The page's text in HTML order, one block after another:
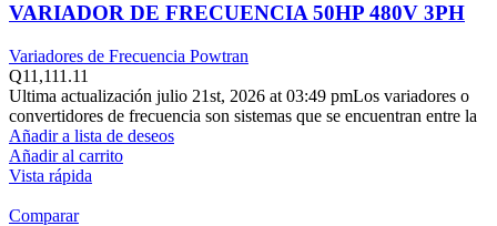
VARIADOR DE FRECUENCIA 50HP 480V 3PH
Variadores de Frecuencia Powtran
Q11,111.11
Ultima actualización julio 21st, 2026 at 03:49 pmLos variadores o
convertidores de frecuencia son sistemas que se encuentran entre la
Añadir a lista de deseos
Añadir al carrito
Vista rápida
Comparar